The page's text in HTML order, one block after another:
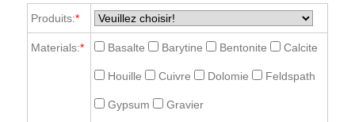
Produits:*
Materials:* Basalte Barytine Bentonite Calcite
Houille Cuivre Dolomie Feldspath
Gypsum Gravier